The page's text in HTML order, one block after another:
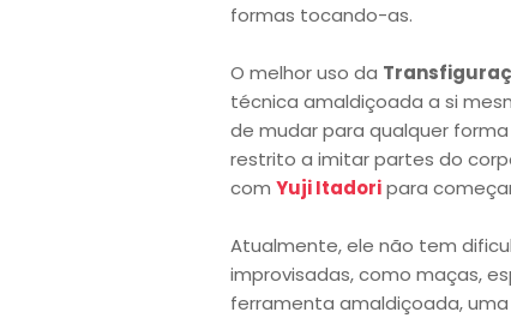
formas tocando-as.
O melhor uso da
técnica amaldiçoada a si
de mudar para qualquer
restrito a imitar partes do
com Yuji Itadoripara
Atualmente, ele não tem
improvisadas, como maças,
ferramenta amaldiçoada,